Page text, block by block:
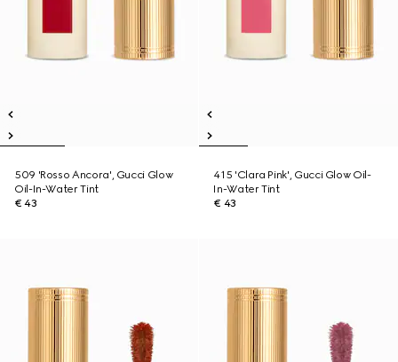
509 'Rosso Ancora', Gucci Glow
Oil-In-Water Tint
€ 43
415 'Clara Pink', Gucci Glow Oil-
In-Water Tint
€ 43